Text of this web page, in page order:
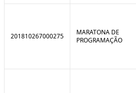
201810267000275
MARATONA DE
PROGRAMAÇÃO